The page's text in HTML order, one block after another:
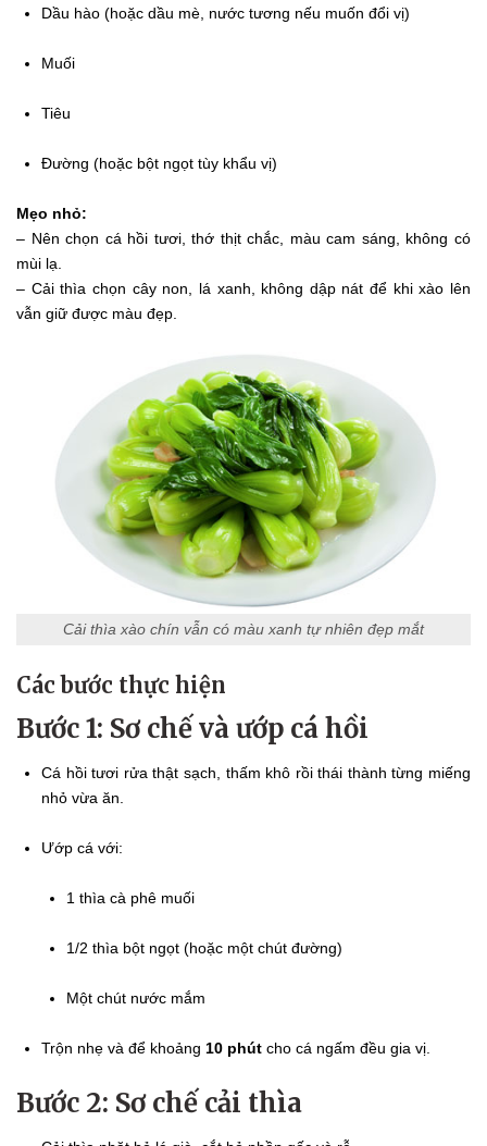
Dầu hào (hoặc dầu mè, nước tương nếu muốn đổi vị)
Muối
Tiêu
Đường (hoặc bột ngọt tùy khẩu vị)
Mẹo nhỏ:
– Nên chọn cá hồi tươi, thớ thịt chắc, màu cam sáng, không có
mùi lạ.
– Cải thìa chọn cây non, lá xanh, không dập nát để khi xào lên
vẫn giữ được màu đẹp.
Cải thìa xào chín vẫn có màu xanh tự nhiên đẹp mắt
Các bước thực hiện
Bước 1: Sơ chế và ướp cá hồi
Cá hồi tươi rửa thật sạch, thấm khô rồi thái thành từng miếng
nhỏ vừa ăn.
Ướp cá với:
1 thìa cà phê muối
1/2 thìa bột ngọt (hoặc một chút đường)
Một chút nước mắm
Trộn nhẹ và để khoảng 10 phút cho cá ngấm đều gia vị.
Bước 2: Sơ chế cải thìa